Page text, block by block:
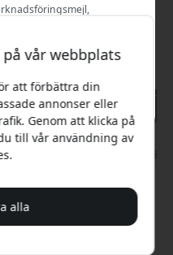
pris
vår webbplats
att förbättra din
annonser eller
Genom att klicka på
till vår användning av
alla
fullt pris.